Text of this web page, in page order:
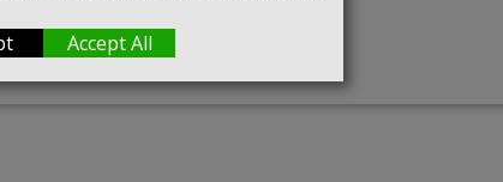
Accept All